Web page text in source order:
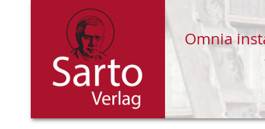
Omnia